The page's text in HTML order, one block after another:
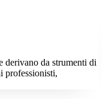
derivano da strumenti di
professionisti,